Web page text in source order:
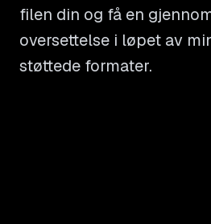
filen din og få en
oversettelse i løpet av
støttede formater.